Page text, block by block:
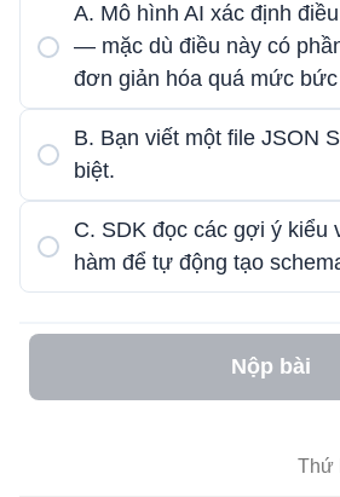
A. Mô hình AI xác định
— mặc dù điều này có
đơn giản hóa quá mức
B. Bạn viết một file JSON
biệt.
C. SDK đọc các gợi ý kiểu
hàm để tự động tạo
Nộp bài
Thứ